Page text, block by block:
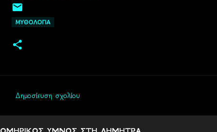
ΜΥΘΟΛΟΓΙΑ
Δημοσίευση σχολίου